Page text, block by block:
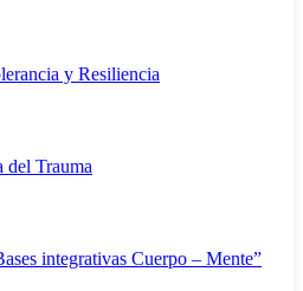
y Resiliencia
del Trauma
integrativas Cuerpo – Mente”